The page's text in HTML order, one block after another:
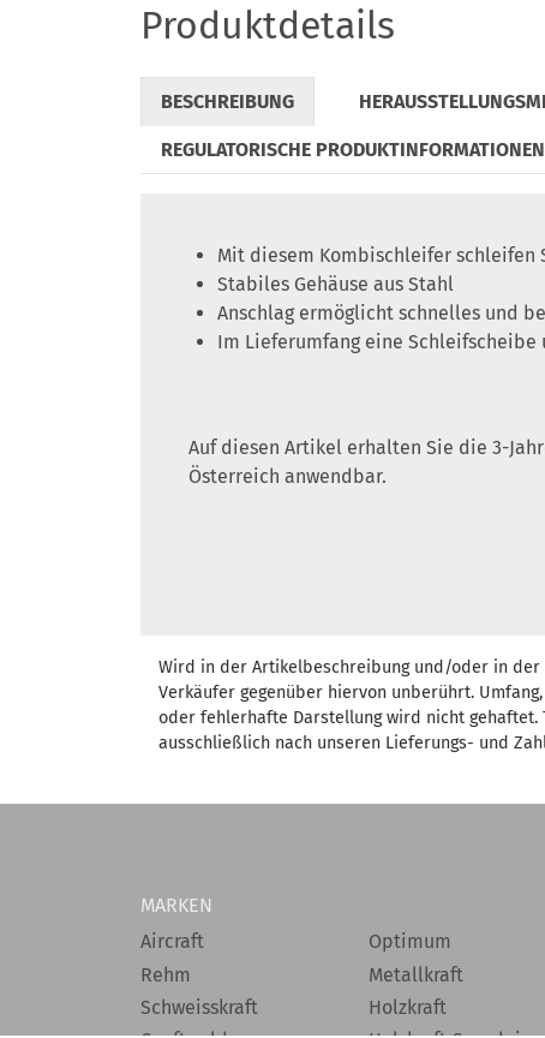
Produktdetails
BESCHREIBUNG
REGULATORISCHE PRODUKTINFORMATIONEN
Mit diesem Kombischleifer schleifen
Stabiles Gehäuse aus Stahl
Anschlag ermöglicht schnelles und
Im Lieferumfang eine
Auf diesen Artikel erhalten Sie die 3-
Österreich anwendbar.
Wird in der Artikelbeschreibung und/oder in der
Verkäufer gegenüber hiervon unberührt.
oder fehlerhafte Darstellung wird nicht gehaftet.
ausschließlich nach unseren Lieferungs- und
MARKEN
Aircraft
Rehm
Schweisskraft
Optimum
Metallkraft
Holzkraft